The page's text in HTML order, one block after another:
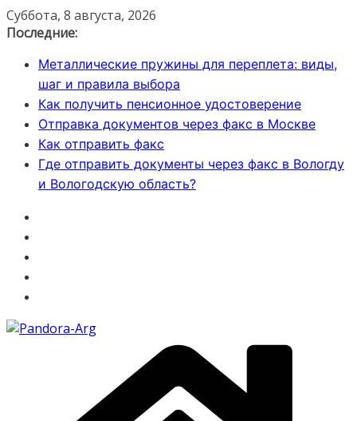
Перейти
к
Суббота, 8 августа, 2026
Последние:
Металлические пружины для переплета: виды,
шаг и правила выбора
Как получить пенсионное удостоверение
Отправка документов через факс в Москве
Как отправить факс
Где отправить документы через факс в Вологду
и Вологодскую область?